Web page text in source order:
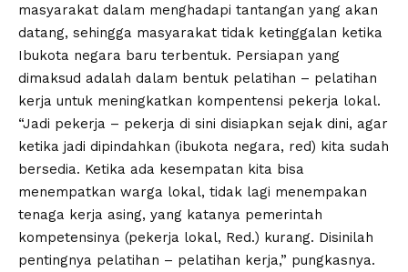
masyarakat dalam menghadapi tantangan yang akan
datang, sehingga masyarakat tidak ketinggalan ketika
Ibukota negara baru terbentuk. Persiapan yang
dimaksud adalah dalam bentuk pelatihan – pelatihan
kerja untuk meningkatkan kompentensi pekerja lokal.
“Jadi pekerja – pekerja di sini disiapkan sejak dini, agar
ketika jadi dipindahkan (ibukota negara, red) kita sudah
bersedia. Ketika ada kesempatan kita bisa
menempatkan warga lokal, tidak lagi menempakan
tenaga kerja asing, yang katanya pemerintah
kompetensinya (pekerja lokal, Red.) kurang. Disinilah
pentingnya pelatihan – pelatihan kerja,” pungkasnya.